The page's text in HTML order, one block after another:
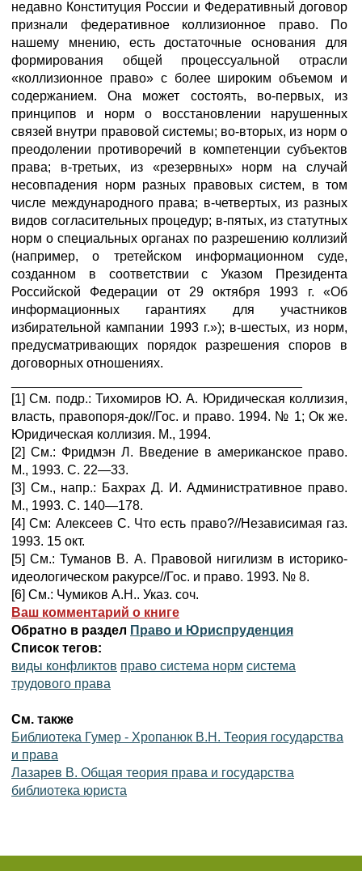
недавно Конституция России и Федеративный договор
признали федеративное коллизионное право. По
нашему мнению, есть достаточные основания для
формирования общей процессуальной отрасли
«коллизионное право» с более широким объемом и
содержанием. Она может состоять, во-первых, из
принципов и норм о восстановлении нарушенных
связей внутри правовой системы; во-вторых, из норм о
преодолении противоречий в компетенции субъектов
права; в-третьих, из «резервных» норм на случай
несовпадения норм разных правовых систем, в том
числе международного права; в-четвертых, из разных
видов согласительных процедур; в-пятых, из статутных
норм о специальных органах по разрешению коллизий
(например, о третейском информационном суде,
созданном в соответствии с Указом Президента
Российской Федерации от 29 октября 1993 г. «Об
информационных гарантиях для участников
избирательной кампании 1993 г.»); в-шестых, из норм,
предусматривающих порядок разрешения споров в
договорных отношениях.
[1] См. подр.: Тихомиров Ю. А. Юридическая коллизия,
власть, правопоря-док//Гос. и право. 1994. № 1; Ок же.
Юридическая коллизия. М., 1994.
[2] См.: Фридмэн Л. Введение в американское право.
М., 1993. С. 22—33.
[3] См., напр.: Бахрах Д. И. Административное право.
М., 1993. С. 140—178.
[4] См: Алексеев С. Что есть право?//Независимая газ.
1993. 15 окт.
[5] См.: Туманов В. А. Правовой нигилизм в историко-
идеологическом ракурсе//Гос. и право. 1993. № 8.
[6] См.: Чумиков А.Н.. Указ. соч.
Ваш комментарий о книге
Обратно в раздел Право и Юриспруденция
Список тегов:
виды конфликтов право система норм система
трудового права
См. также
Библиотека Гумер - Хропанюк В.Н. Теория государства
и права
Лазарев В. Общая теория права и государства
библиотека юриста